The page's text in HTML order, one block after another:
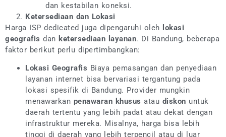
dan kestabilan koneksi.
Ketersediaan dan Lokasi
Harga ISP dedicated juga dipengaruhi oleh
lokasi
geografis dan ketersediaan layanan. Di Bandung, beberapa
faktor berikut perlu dipertimbangkan:
Lokasi Geografis Biaya pemasangan dan penyediaan
layanan internet bisa bervariasi tergantung pada
lokasi spesifik di Bandung. Provider mungkin
menawarkan penawaran khusus atau diskon untuk
daerah tertentu yang lebih padat atau dekat dengan
infrastruktur mereka. Misalnya, harga bisa lebih
tinggi di daerah yang lebih terpencil atau di luar